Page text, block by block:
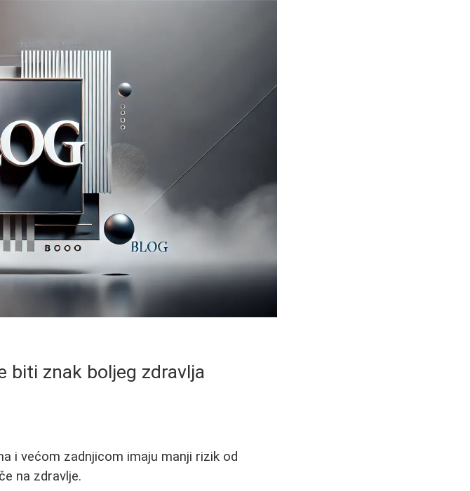
biti znak boljeg zdravlja
i većom zadnjicom imaju manji rizik od
na zdravlje.